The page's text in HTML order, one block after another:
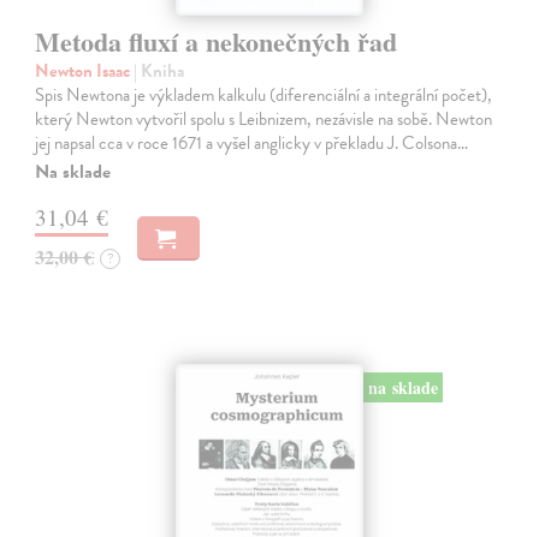
Metoda fluxí a nekonečných řad
Newton Isaac| Kniha
Spis Newtona je výkladem kalkulu (diferenciální a integrální počet),
který Newton vytvořil spolu s Leibnizem, nezávisle na sobě. Newton
jej napsal cca v roce 1671 a vyšel anglicky v překladu J. Colsona…
Na sklade
31,04 €
32,00 € ?
na sklade